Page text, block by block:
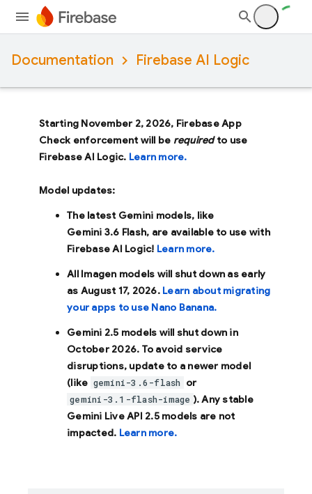
Documentation Firebase AI Logic
Starting November 2, 2026, Firebase App
Check enforcement will be requiredto use
Firebase AI Logic. Learn more.
Model updates:
The latest Gemini models, like
Gemini 3.6 Flash, are available to use with
Firebase AI Logic! Learn more.
All Imagen models will shut down as early
as August 17, 2026. Learn about migrating
your apps to use Nano Banana.
Gemini 2.5 models will shut down in
October 2026. To avoid service
disruptions, update to a newer model
(like gemini-3.6-flash or
gemini-3.1-flash-image ). Any stable
Gemini Live API 2.5 models are not
impacted. Learn more.